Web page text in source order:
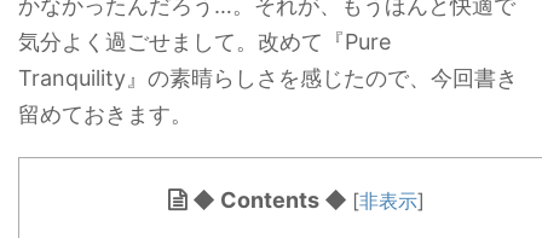
気分よく過ごせまして。改めて 『Pure
Tranquility』の素晴らしさを感じたので、 今回書き
留めておきます。
◆ Contents ◆ [非表示]